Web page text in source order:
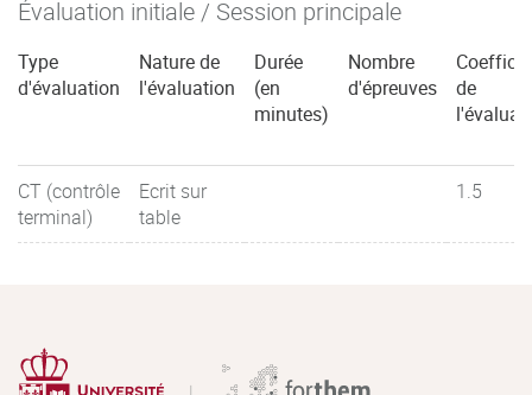
Évaluation initiale / Session principale
Type
d'évaluation
Nature de
l'évaluation
Durée
(en
minutes)
Nombre
d'épreuves
de
CT (contrôle
terminal)
Ecrit sur
table
1.5